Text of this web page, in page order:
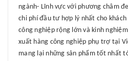
ngành- Lĩnh vực với phương châm
chi phí đầu tư hợp lý nhất cho
công nghiệp rộng lớn và kinh
xuất hàng công nghiệp phụ trợ tại
mang lại những sản phẩm tốt nhất